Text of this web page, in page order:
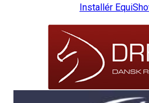
Installér